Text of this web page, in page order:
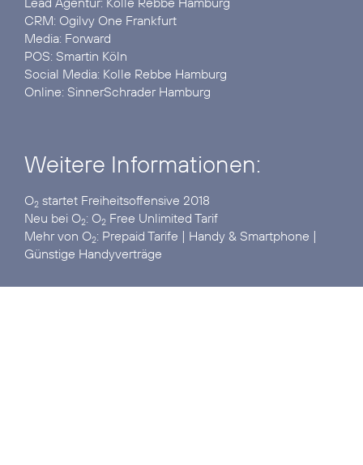
CRM: Ogilvy One Frankfurt
Media: Forward
POS: Smartin Köln
Social Media: Kolle Rebbe Hamburg
Online: SinnerSchrader Hamburg
Weitere Informationen:
O2 startet Freiheitsoffensive 2018
Neu bei O2: O2 Free Unlimited Tarif
Mehr von O2: Prepaid Tarife | Handy & Smartphone |
Günstige Handyverträge